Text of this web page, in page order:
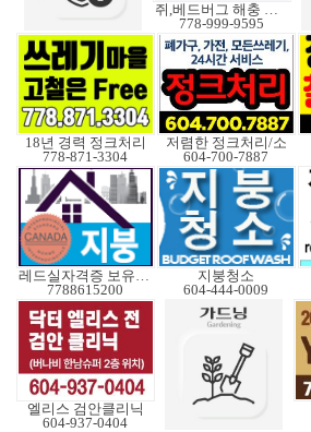
쥐,베드버그 해충 박멸
778-999-9595
18년 경력 정크처리
778-871-3304
저렴한 정크처리/소
604-700-7887
레드실자격증 보유업체
7788615200
지붕청소
604-444-0009
엘리스 검안클리닉
604-937-0404